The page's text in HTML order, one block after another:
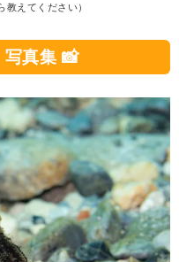
教えてください）
真集 📸